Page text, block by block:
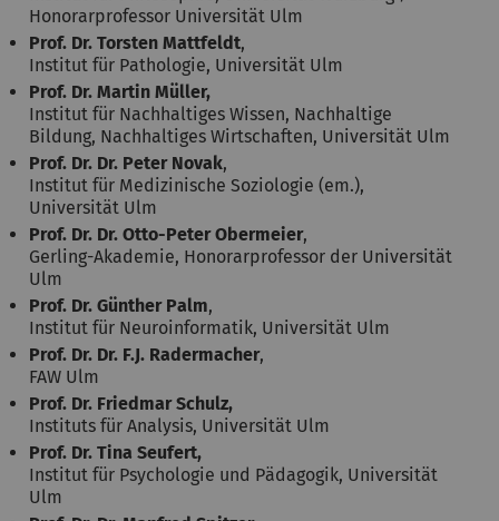
Honorarprofessor Universität Ulm
Prof. Dr. Torsten Mattfeldt,
Institut für Pathologie, Universität Ulm
Prof. Dr. Martin Müller,
Institut für Nachhaltiges Wissen, Nachhaltige
Bildung, Nachhaltiges Wirtschaften, Universität Ulm
Prof. Dr. Dr. Peter Novak,
Institut für Medizinische Soziologie (em.),
Universität Ulm
Prof. Dr. Dr. Otto-Peter Obermeier,
Gerling-Akademie, Honorarprofessor der Universität
Ulm
Prof. Dr. Günther Palm,
Institut für Neuroinformatik, Universität Ulm
Prof. Dr. Dr. F.J. Radermacher,
FAW Ulm
Prof. Dr. Friedmar Schulz,
Instituts für Analysis, Universität Ulm
Prof. Dr. Tina Seufert,
Institut für Psychologie und Pädagogik, Universität
Ulm